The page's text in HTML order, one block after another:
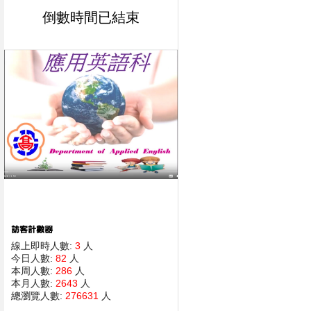
倒數時間已結束
線上即時人數: 3 人
今日人數: 82 人
本周人數: 286 人
本月人數: 2643 人
總瀏覽人數: 276631 人